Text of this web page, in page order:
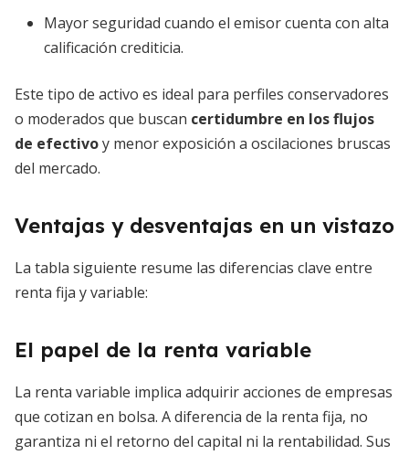
Mayor seguridad cuando el emisor cuenta con alta
calificación crediticia.
Este tipo de activo es ideal para perfiles conservadores
o moderados que buscan certidumbre en los flujos
de efectivoy menor exposición a oscilaciones bruscas
del mercado.
Ventajas y desventajas en un vistazo
La tabla siguiente resume las diferencias clave entre
renta fija y variable:
El papel de la renta variable
La renta variable implica adquirir acciones de empresas
que cotizan en bolsa. A diferencia de la renta fija, no
garantiza ni el retorno del capital ni la rentabilidad. Sus